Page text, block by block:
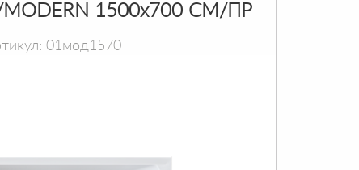
1500х700 СМ/ПР
01мод1570